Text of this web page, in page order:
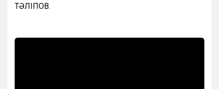
ТӘЛІПОВ.